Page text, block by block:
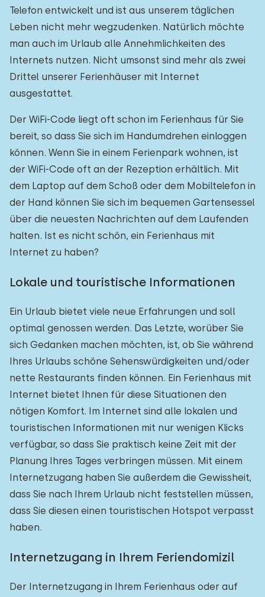
Telefon entwickelt und ist aus unserem täglichen
Leben nicht mehr wegzudenken. Natürlich möchte
man auch im Urlaub alle Annehmlichkeiten des
Internets nutzen. Nicht umsonst sind mehr als zwei
Drittel unserer Ferienhäuser mit Internet
ausgestattet.
Der WiFi-Code liegt oft schon im Ferienhaus für Sie
bereit, so dass Sie sich im Handumdrehen einloggen
können. Wenn Sie in einem Ferienpark wohnen, ist
der WiFi-Code oft an der Rezeption erhältlich. Mit
dem Laptop auf dem Schoß oder dem Mobiltelefon in
der Hand können Sie sich im bequemen Gartensessel
über die neuesten Nachrichten auf dem Laufenden
halten. Ist es nicht schön, ein Ferienhaus mit
Internet zu haben?
Lokale und touristische Informationen
Ein Urlaub bietet viele neue Erfahrungen und soll
optimal genossen werden. Das Letzte, worüber Sie
sich Gedanken machen möchten, ist, ob Sie während
Ihres Urlaubs schöne Sehenswürdigkeiten und/oder
nette Restaurants finden können. Ein Ferienhaus mit
Internet bietet Ihnen für diese Situationen den
nötigen Komfort. Im Internet sind alle lokalen und
touristischen Informationen mit nur wenigen Klicks
verfügbar, so dass Sie praktisch keine Zeit mit der
Planung Ihres Tages verbringen müssen. Mit einem
Internetzugang haben Sie außerdem die Gewissheit,
dass Sie nach Ihrem Urlaub nicht feststellen müssen,
dass Sie diesen einen touristischen Hotspot verpasst
haben.
Internetzugang in Ihrem Feriendomizil
Der Internetzugang in Ihrem Ferienhaus oder auf